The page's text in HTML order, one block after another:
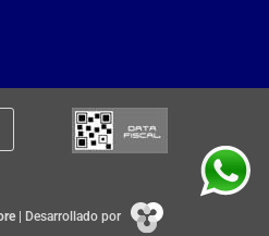
| Desarrollado por